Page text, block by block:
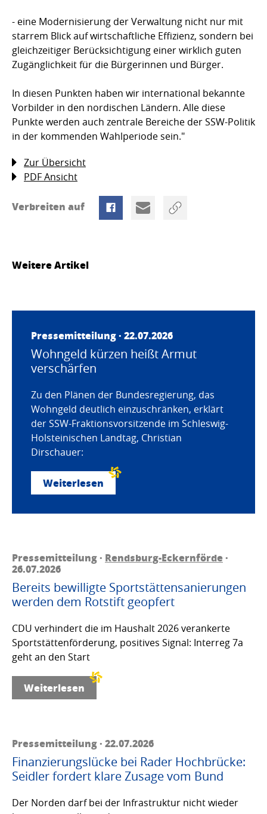
- eine Modernisierung der Verwaltung nicht nur mit
starrem Blick auf wirtschaftliche Effizienz, sondern bei
gleichzeitiger Berücksichtigung einer wirklich guten
Zugänglichkeit für die Bürgerinnen und Bürger.
In diesen Punkten haben wir international bekannte
Vorbilder in den nordischen Ländern. Alle diese
Punkte werden auch zentrale Bereiche der SSW-Politik
in der kommenden Wahlperiode sein."
Zur Übersicht
PDF Ansicht
Verbreiten auf
Weitere Artikel
Pressemitteilung · 22.07.2026
Wohngeld kürzen heißt Armut
verschärfen
Zu den Plänen der Bundesregierung, das
Wohngeld deutlich einzuschränken, erklärt
der SSW-Fraktionsvorsitzende im Schleswig-
Holsteinischen Landtag, Christian
Dirschauer:
Weiterlesen
Pressemitteilung · Rendsburg-Eckernförde·
26.07.2026
Bereits bewilligte Sportstättensanierungen
werden dem Rotstift geopfert
CDU verhindert die im Haushalt 2026 verankerte
Sportstättenförderung, positives Signal: Interreg 7a
geht an den Start
Weiterlesen
Pressemitteilung · 22.07.2026
Finanzierungslücke bei Rader Hochbrücke:
Seidler fordert klare Zusage vom Bund
Der Norden darf bei der Infrastruktur nicht wieder